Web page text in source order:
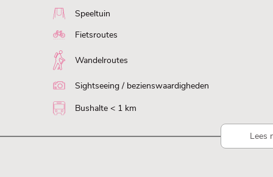
Speeltuin
Fietsroutes
Wandelroutes
Sightseeing / bezienswaardigheden
Bushalte < 1 km
Lees